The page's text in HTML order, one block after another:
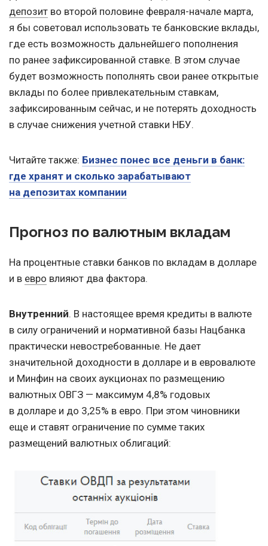
депозит во второй половине февраля-начале марта,
я бы советовал использовать те банковские вклады,
где есть возможность дальнейшего пополнения
по ранее зафиксированной ставке. В этом случае
будет возможность пополнять свои ранее открытые
вклады по более привлекательным ставкам,
зафиксированным сейчас, и не потерять доходность
в случае снижения учетной ставки НБУ.
Читайте также: Бизнес понес все деньги в банк:
где хранят и сколько зарабатывают
на депозитах компании
Прогноз по валютным вкладам
На процентные ставки банков по вкладам в долларе
и в евро влияют два фактора.
Внутренний. В настоящее время кредиты в валюте
в силу ограничений и нормативной базы Нацбанка
практически невостребованные. Не дает
значительной доходности в долларе и в евровалюте
и Минфин на своих аукционах по размещению
валютных ОВГЗ — максимум 4,8% годовых
в долларе и до 3,25% в евро. При этом чиновники
еще и ставят ограничение по сумме таких
размещений валютных облигаций: